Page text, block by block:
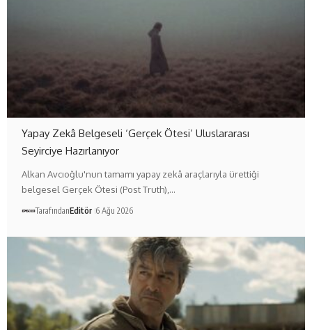
Yapay Zekâ Belgeseli ‘Gerçek Ötesi’ Uluslararası
Seyirciye Hazırlanıyor
Alkan Avcıoğlu'nun tamamı yapay zekâ araçlarıyla ürettiği
belgesel Gerçek Ötesi (Post Truth),…
TarafındanEditör 6 Ağu 2026